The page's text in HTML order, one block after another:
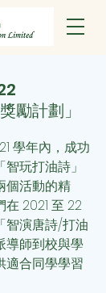
勵計劃」
學年內，成功
玩打油詩」
個活動的精
在 2021 至 22
智演唐詩/打油
導師到校與學
適合同學學習